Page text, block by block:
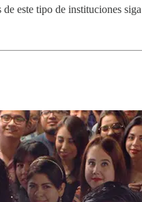
este tipo de instituciones